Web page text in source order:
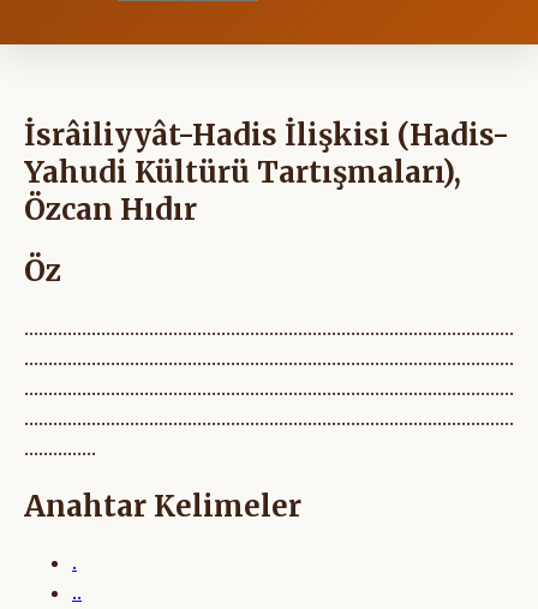
İsrâiliyyât-Hadis İlişkisi (Hadis-
Yahudi Kültürü Tartışmaları),
Özcan Hıdır
Öz
......................................................................................................
......................................................................................................
......................................................................................................
......................................................................................................
...............
Anahtar Kelimeler
.
..